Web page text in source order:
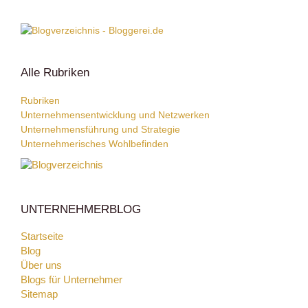
Alle Rubriken
Rubriken
Unternehmensentwicklung und Netzwerken
Unternehmensführung und Strategie
Unternehmerisches Wohlbefinden
UNTERNEHMERBLOG
Startseite
Blog
Über uns
Blogs für Unternehmer
Sitemap